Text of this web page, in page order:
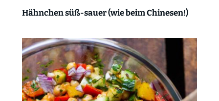
Hähnchen süß-sauer (wie beim Chinesen!)